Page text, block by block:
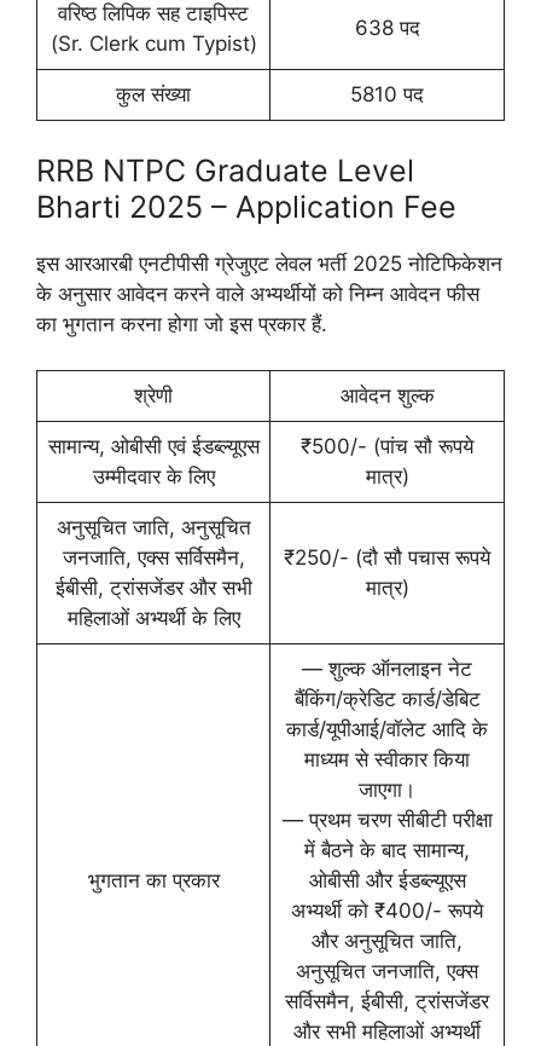
वरिष्ठ लिपिक सह टाइपिस्ट
(Sr. Clerk cum Typist)
638 पद
कुल संख्या 5810 पद
RRB NTPC Graduate Level
Bharti 2025 – Application Fee
इस आरआरबी एनटीपीसी ग्रेजुएट लेवल भर्ती 2025 नोटिफिकेशन
के अनुसार आवेदन करने वाले अभ्यर्थीयों को निम्न आवेदन फीस
का भुगतान करना होगा जो इस प्रकार हैं.
श्रेणी आवेदन शुल्क
सामान्य, ओबीसी एवं ईडब्ल्यूएस
उम्मीदवार के लिए
₹500/- (पांच सौ रूपये
मात्र)
अनुसूचित जाति, अनुसूचित
जनजाति, एक्स सर्विसमैन,
ईबीसी, ट्रांसजेंडर और सभी
महिलाओं अभ्यर्थी के लिए
₹250/- (दौ सौ पचास रूपये
मात्र)
भुगतान का प्रकार
— शुल्क ऑनलाइन नेट
बैंकिंग/क्रेडिट कार्ड/डेबिट
कार्ड/यूपीआई/वॉलेट आदि के
माध्यम से स्वीकार किया
जाएगा।
— प्रथम चरण सीबीटी परीक्षा
में बैठने के बाद सामान्य,
ओबीसी और ईडब्ल्यूएस
अभ्यर्थी को ₹400/- रूपये
और अनुसूचित जाति,
अनुसूचित जनजाति, एक्स
सर्विसमैन, ईबीसी, ट्रांसजेंडर
और सभी महिलाओं अभ्यर्थी